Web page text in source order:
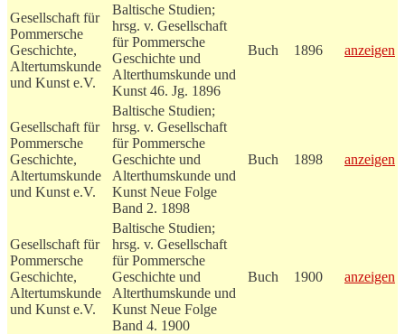
Gesellschaft für
Pommersche
Geschichte,
Altertumskunde
und Kunst e.V.
Baltische Studien;
hrsg. v. Gesellschaft
für Pommersche
Geschichte und
Alterthumskunde und
Kunst 46. Jg. 1896
Buch 1896 anzeigen
Gesellschaft für
Pommersche
Geschichte,
Altertumskunde
und Kunst e.V.
Baltische Studien;
hrsg. v. Gesellschaft
für Pommersche
Geschichte und
Alterthumskunde und
Kunst Neue Folge
Band 2. 1898
Buch 1898 anzeigen
Gesellschaft für
Pommersche
Geschichte,
Altertumskunde
und Kunst e.V.
Baltische Studien;
hrsg. v. Gesellschaft
für Pommersche
Geschichte und
Alterthumskunde und
Kunst Neue Folge
Band 4. 1900
Buch 1900 anzeigen